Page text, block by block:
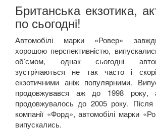
Британська екзотика,
по сьогодні!
Автомобілі марки «Ровер»
хорошою перспективністю,
об’ємом, однак сьогодні
зустрічаються не так часто і
екзотичними аніж популярними.
продовжувався аж до 1998 року,
продовжувалось до 2005 року.
компанії «Форд», автомобілі марки
випускались.